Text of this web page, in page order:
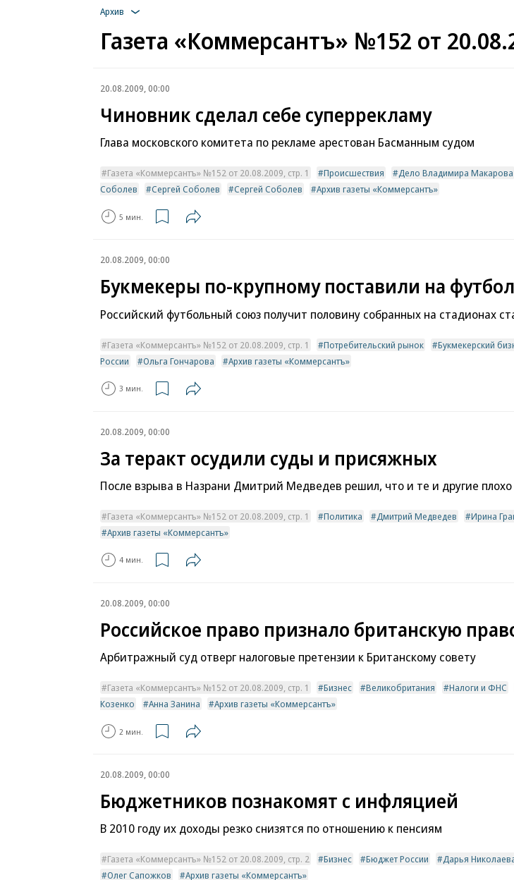
Архив
Газета «Коммерсантъ» №152 от
20.08.2009, 00:00
Чиновник сделал себе суперрекламу
Глава московского комитета по рекламе арестован Басманным судом
Газета «Коммерсантъ» №152 от 20.08.2009, стр. 1 Происшествия Дело Владимира Макарова
Соболев
Сергей Соболев Сергей Соболев Архив газеты «Коммерсантъ»
5 мин.
20.08.2009, 00:00
Букмекеры по-крупному поставили на футбол
Российский футбольный союз получит половину собранных на стадионах
Газета «Коммерсантъ» №152 от 20.08.2009, стр. 1 Потребительский рынок Букмекерский
России
Ольга Гончарова Архив газеты «Коммерсантъ»
3 мин.
20.08.2009, 00:00
За теракт осудили суды и присяжных
После взрыва в Назрани Дмитрий Медведев решил, что и те и другие
Газета «Коммерсантъ» №152 от 20.08.2009, стр. 1 Политика Дмитрий Медведев Ирина
Архив газеты «Коммерсантъ»
4 мин.
20.08.2009, 00:00
Российское право признало британскую
Арбитражный суд отверг налоговые претензии к Британскому совету
Газета «Коммерсантъ» №152 от 20.08.2009, стр. 1 Бизнес Великобритания Налоги и ФНС
Козенко
Анна Занина Архив газеты «Коммерсантъ»
2 мин.
20.08.2009, 00:00
Бюджетников познакомят с инфляцией
В 2010 году их доходы резко снизятся по отношению к пенсиям
Газета «Коммерсантъ» №152 от 20.08.2009, стр. 2 Бизнес Бюджет России Дарья
Олег Сапожков
Архив газеты «Коммерсантъ»